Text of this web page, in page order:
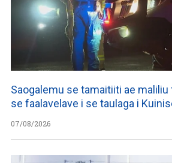
Saogalemu se tamaitiiti ae maliliu
se faalavelave i se taulaga i
07/08/2026